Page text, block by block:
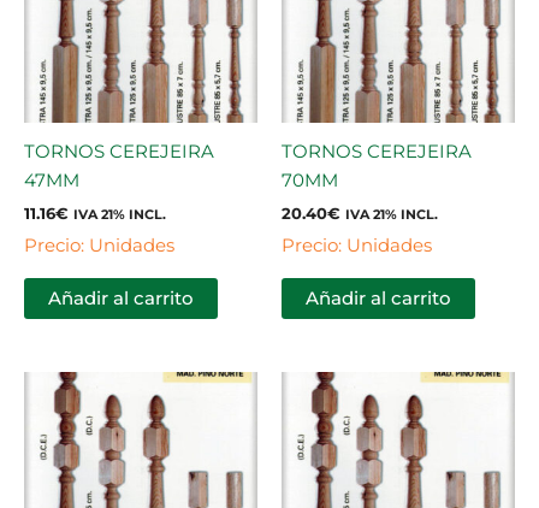
TORNOS CEREJEIRA
47MM
11.16€ IVA 21% INCL.
Precio: Unidades
Añadir al carrito
TORNOS CEREJEIRA
70MM
20.40€ IVA 21% INCL.
Precio: Unidades
Añadir al carrito